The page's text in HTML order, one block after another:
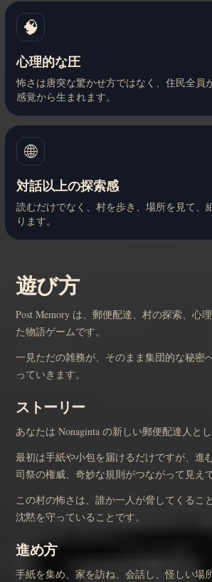
🧠
心理的な圧
怖さは唐突な驚かせ方ではなく、住民全員
感覚から生まれます。
🌐
対話以上の探索感
読むだけでなく、村を歩き、場所を見て、
ります。
遊び方
Post Memory は、郵便配達、村の探索、心
た物語ゲームです。
一見ただの雑務が、そのまま集団的な秘密
っていきます。
ストーリー
あなたは Nonaginta の新しい郵便配達人と
最初は手紙や小包を届けるだけですが、進
司祭の権威、奇妙な規則がつながって見え
この村の怖さは、誰か一人が脅してくるこ
沈黙を守っていることです。
進め方
手紙を集め、家を訪ね、会話し、怪しい場